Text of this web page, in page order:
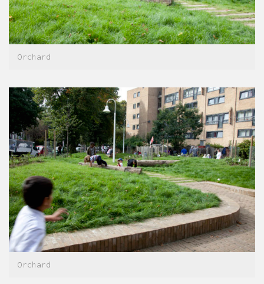
Orchard
Orchard